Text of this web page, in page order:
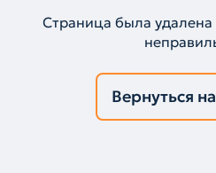
Страница была удалена
Вернуться